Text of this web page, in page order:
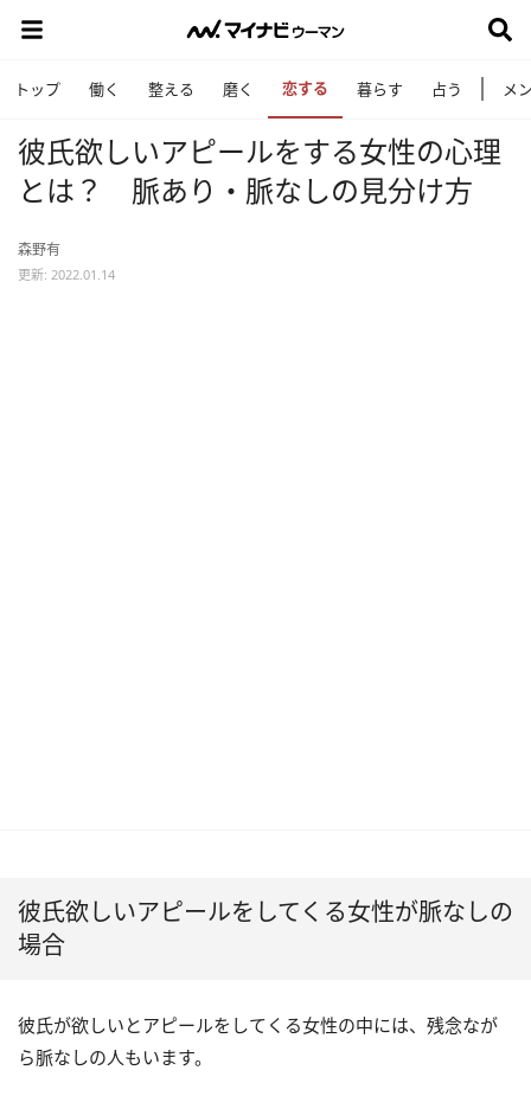
トップ 働く 整える 磨く 恋する 暮らす 占う メ
彼氏欲しいアピールをする女性の心理
とは？ 脈あり・脈なしの見分け方
森野有
更新: 2022.01.14
彼氏欲しいアピールをしてくる女性が脈なしの
場合
彼氏が欲しいとアピールをしてくる女性の中には、残念なが
ら脈なしの人もいます。